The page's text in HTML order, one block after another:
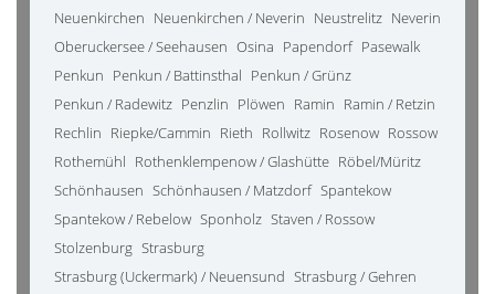
Neuenkirchen Neuenkirchen / Neverin Neustrelitz Neverin
Oberuckersee / Seehausen Osina Papendorf Pasewalk
Penkun Penkun / Battinsthal Penkun / Grünz
Penkun / Radewitz Penzlin Plöwen Ramin Ramin / Retzin
Rechlin Riepke/Cammin Rieth Rollwitz Rosenow Rossow
Rothemühl Rothenklempenow / Glashütte Röbel/Müritz
Schönhausen Schönhausen / Matzdorf Spantekow
Spantekow / Rebelow Sponholz Staven / Rossow
Stolzenburg Strasburg
Strasburg (Uckermark) / Neuensund Strasburg / Gehren